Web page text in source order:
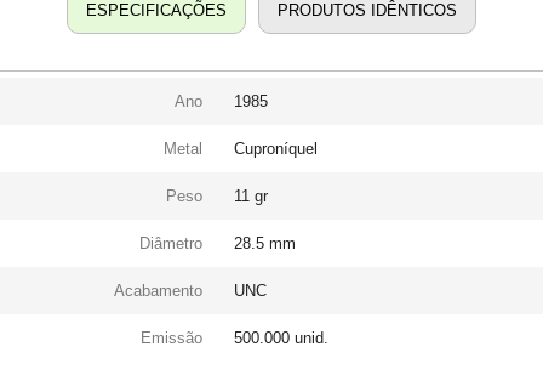
ESPECIFICAÇÕES PRODUTOS IDÊNTICOS
Ano 1985
Metal Cuproníquel
Peso 11 gr
Diâmetro 28.5 mm
Acabamento UNC
Emissão 500.000 unid.